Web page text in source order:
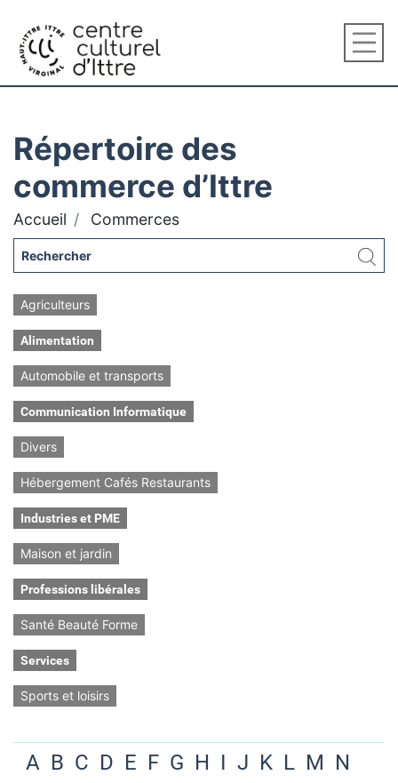
Répertoire des
commerce d’Ittre
Accueil Commerces
Agriculteurs
Alimentation
Automobile et transports
Communication Informatique
Divers
Hébergement Cafés Restaurants
Industries et PME
Maison et jardin
Professions libérales
Santé Beauté Forme
Services
Sports et loisirs
A B C D E F G H I J K L M N